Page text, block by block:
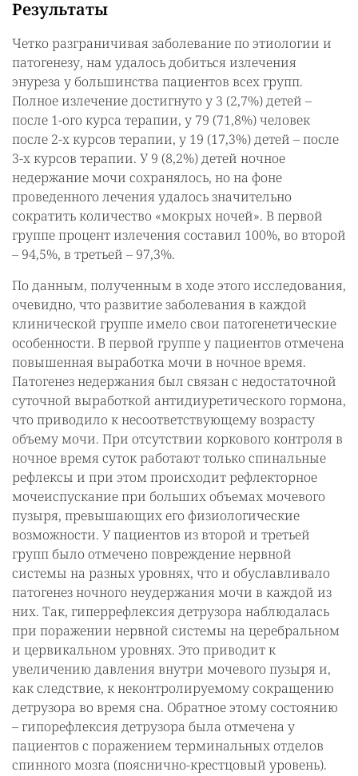
Результаты
Четко разграничивая заболевание по этиологии и
патогенезу, нам удалось добиться излечения
энуреза у большинства пациентов всех групп.
Полное излечение достигнуто у 3 (2,7%) детей –
после 1-ого курса терапии, у 79 (71,8%) человек
после 2-х курсов терапии, у 19 (17,3%) детей – после
3-х курсов терапии. У 9 (8,2%) детей ночное
недержание мочи сохранялось, но на фоне
проведенного лечения удалось значительно
сократить количество «мокрых ночей». В первой
группе процент излечения составил 100%, во второй
– 94,5%, в третьей – 97,3%.
По данным, полученным в ходе этого исследования,
очевидно, что развитие заболевания в каждой
клинической группе имело свои патогенетические
особенности. В первой группе у пациентов отмечена
повышенная выработка мочи в ночное время.
Патогенез недержания был связан с недостаточной
суточной выработкой антидиуретического гормона,
что приводило к несоответствующему возрасту
объему мочи. При отсутствии коркового контроля в
ночное время суток работают только спинальные
рефлексы и при этом происходит рефлекторное
мочеиспускание при больших объемах мочевого
пузыря, превышающих его физиологические
возможности. У пациентов из второй и третьей
групп было отмечено повреждение нервной
системы на разных уровнях, что и обуславливало
патогенез ночного неудержания мочи в каждой из
них. Так, гиперрефлексия детрузора наблюдалась
при поражении нервной системы на церебральном
и цервикальном уровнях. Это приводит к
увеличению давления внутри мочевого пузыря и,
как следствие, к неконтролируемому сокращению
детрузора во время сна. Обратное этому состоянию
– гипорефлексия детрузора была отмечена у
пациентов с поражением терминальных отделов
спинного мозга (пояснично-крестцовый уровень).